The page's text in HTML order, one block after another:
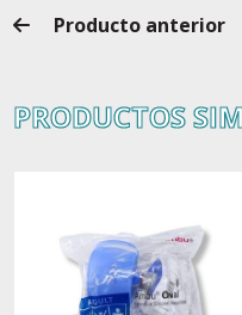
Producto anterior
PRODUCTOS